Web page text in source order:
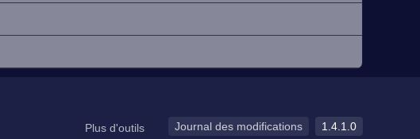
Plus d'outils
Journal des modifications 1.4.1.0